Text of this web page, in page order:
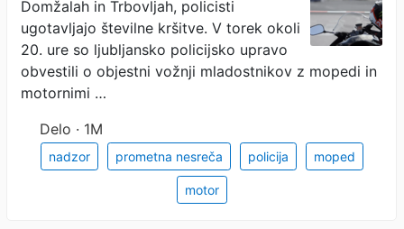
Domžalah in Trbovljah, policisti
ugotavljajo številne kršitve. V torek okoli
20. ure so ljubljansko policijsko upravo
obvestili­ o objestni vožnji mladostnikov z mopedi in
motornimi …
Delo · 1M
nadzor prometna nesreča policija moped
motor